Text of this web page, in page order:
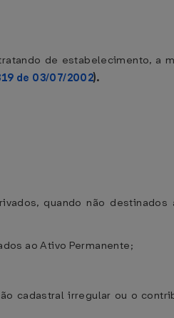
de estabelecimento, a
de 03/07/2002).
quando não destinados
ao Ativo Permanente;
cadastral irregular ou o